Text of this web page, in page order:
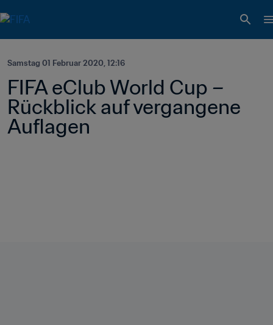
Samstag 01 Februar 2020, 12:16
FIFA eClub World Cup –
Rückblick auf vergangene
Auflagen